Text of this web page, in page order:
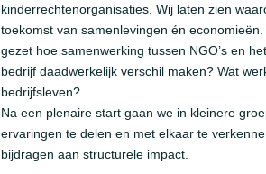
kinderrechtenorganisaties. Wij laten zien
toekomst van samenlevingen én
gezet hoe samenwerking tussen NGO’s en
bedrijf daadwerkelijk verschil maken? Wat
bedrijfsleven?
Na een plenaire start gaan we in kleinere
ervaringen te delen en met elkaar te
bijdragen aan structurele impact.